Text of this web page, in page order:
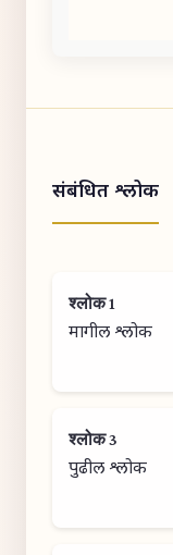
संबंधित श्लोक
श्लोक 1
मागील श्लोक
श्लोक 3
पुढील श्लोक